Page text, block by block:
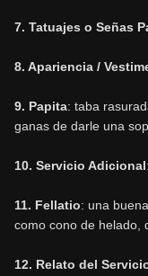
7. Tatuajes o Señas
8. Apariencia /
9. Papita: taba
ganas de darle una
10. Servicio Adicional
11. Fellatio: una
como cono de helado,
12. Relato del